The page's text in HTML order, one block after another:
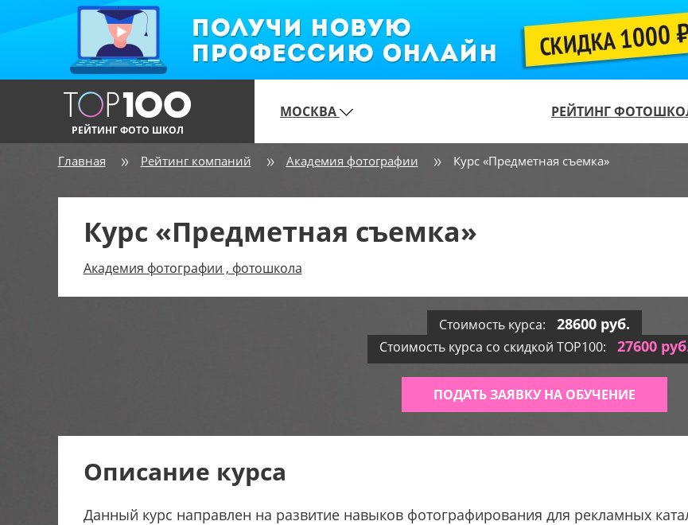
РЕЙТИНГ ФОТО ШКОЛ
МОСКВА РЕЙТИНГ
Главная Рейтинг компаний Академия фотографии Курс «Предметная съемка»
Курс «Предметная съемка»
Академия фотографии , фотошкола
Стоимость курса: 28600 руб.
Стоимость курса со скидкой TOP100: 27600
ПОДАТЬ ЗАЯВКУ НА ОБУЧЕНИЕ
Описание курса
Данный курс направлен на развитие навыков фотографирования для рекламных